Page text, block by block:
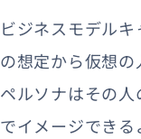
ビジネスモデル
の想定から仮想の
ペルソナはその
でイメージでき